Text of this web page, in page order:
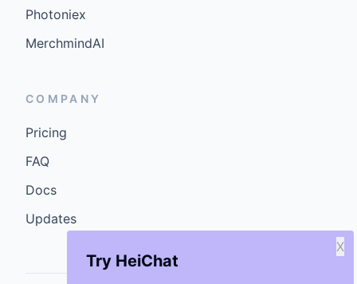
Try HeiChat
X
Photoniex
MerchmindAI
COMPANY
Pricing
FAQ
Docs
Updates